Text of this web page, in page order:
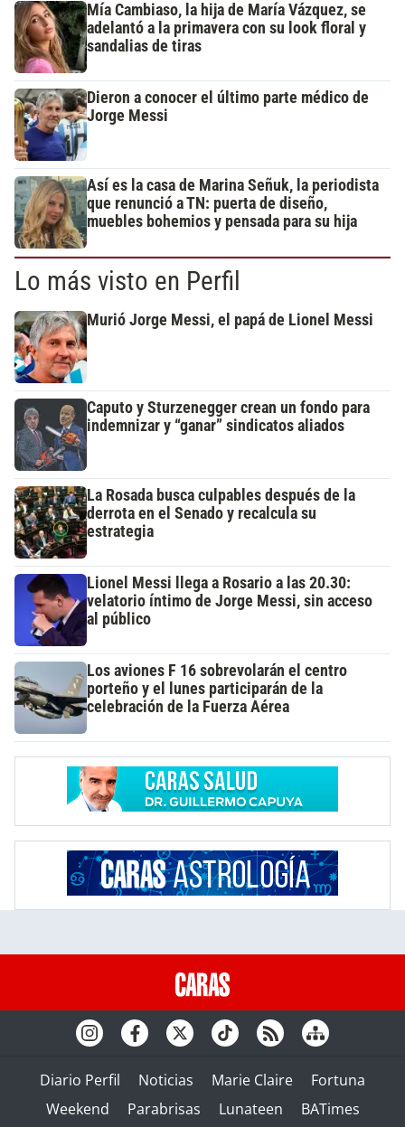
Mía Cambiaso, la hija de María Vázquez, se
adelantó a la primavera con su look floral y
sandalias de tiras
Dieron a conocer el último parte médico de
Jorge Messi
Así es la casa de Marina Señuk, la periodista
que renunció a TN: puerta de diseño,
muebles bohemios y pensada para su hija
Lo más visto en Perfil
Murió Jorge Messi, el papá de Lionel Messi
Caputo y Sturzenegger crean un fondo para
indemnizar y “ganar” sindicatos aliados
La Rosada busca culpables después de la
derrota en el Senado y recalcula su
estrategia
Lionel Messi llega a Rosario a las 20.30:
velatorio íntimo de Jorge Messi, sin acceso
al público
Los aviones F 16 sobrevolarán el centro
porteño y el lunes participarán de la
celebración de la Fuerza Aérea
Diario Perfil Noticias Marie Claire
Fortuna
Weekend
Parabrisas Lunateen BATimes